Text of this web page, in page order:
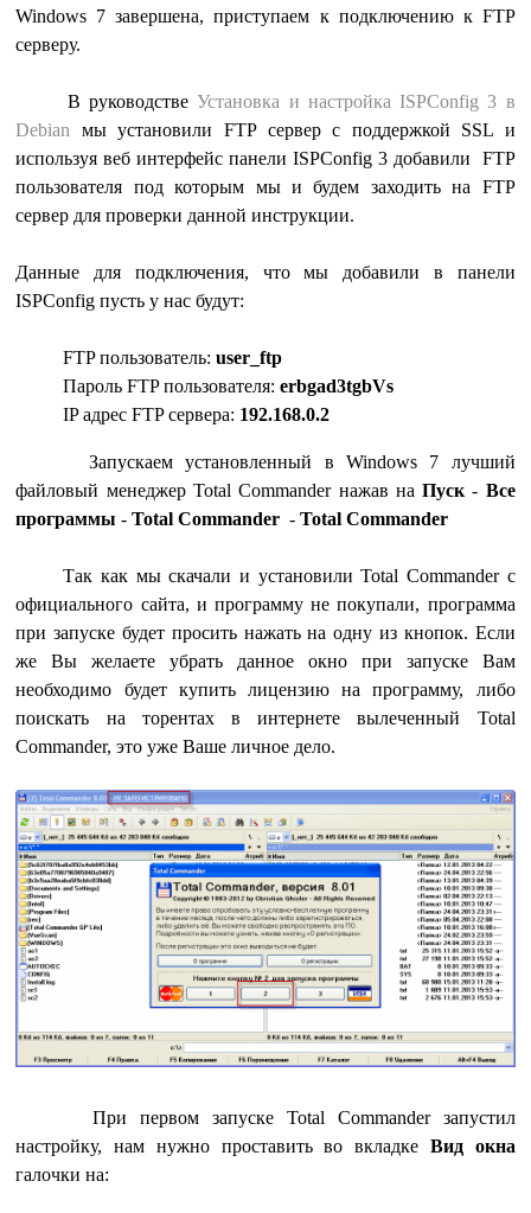
Windows 7 завершена, приступаем к подключению к FTP
серверу.
В руководствеУстановка и настройка ISPConfig 3 в
Debian мы установили FTP сервер с поддержкой SSL и
используя веб интерфейс панели ISPConfig 3 добавили FTP
пользователя под которым мы и будем заходить на FTP
сервер для проверки данной инструкции.
Данные для подключения, что мы добавили в панели
ISPConfig пусть у нас будут:
FTP пользователь:user_ftp
Пароль FTP пользователя:erbgad3tgbVs
IP адрес FTP сервера: 192.168.0.2
Запускаем установленный в Windows 7 лучший
файловый менеджер Total Commander нажав наПуск - Все
программы -Total Commander -Total Commander
Так как мы скачали и установили Total Commander c
официального сайта, и программу не покупали, программа
при запуске будет просить нажать на одну из кнопок. Если
же Вы желаете убрать данное окно при запуске Вам
необходимо будет купить лицензию на программу, либо
поискать на торентах в интернете вылеченный Total
Commander, это уже Ваше личное дело.
При первом запуске Total Commander запустил
настройку, нам нужно проставить во вкладке Вид окна
галочки на: